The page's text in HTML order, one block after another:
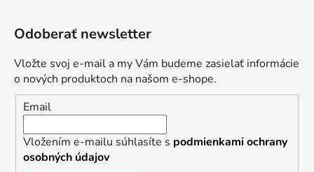
Odoberať newsletter
Vložte svoj e-mail a my Vám budeme zasielať informácie
o nových produktoch na našom e-shope.
Email
Vložením e-mailu súhlasíte s podmienkami ochrany
osobných údajov